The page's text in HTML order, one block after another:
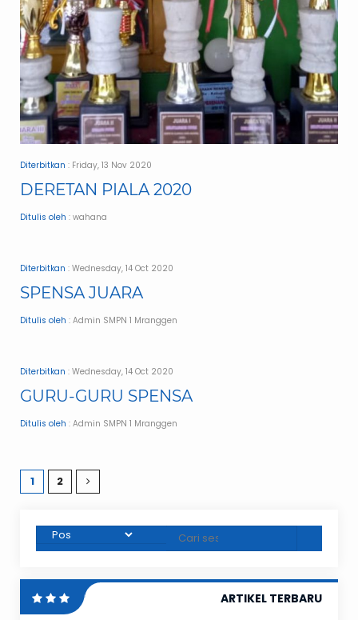
Diterbitkan : Friday, 13 Nov 2020
DERETAN PIALA 2020
Ditulis oleh : wahana
Diterbitkan : Wednesday, 14 Oct 2020
SPENSA JUARA
Ditulis oleh : Admin SMPN 1 Mranggen
Diterbitkan : Wednesday, 14 Oct 2020
GURU-GURU SPENSA
Ditulis oleh : Admin SMPN 1 Mranggen
1 2
ARTIKEL TERBARU